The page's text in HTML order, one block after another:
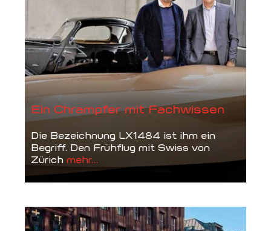
Ein Chrampfer mit Fachwissen
Die Bezeichnung LX1484 ist ihm ein
Begriff. Den Frühflug mit Swiss von
Zürich mehr...